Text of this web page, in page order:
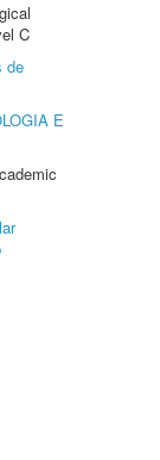
C
de
E